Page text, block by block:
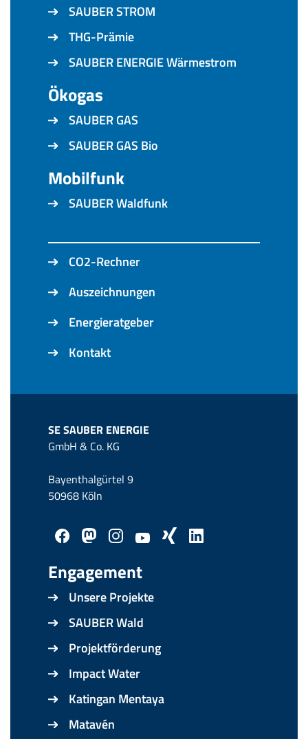
SAUBER STROM
THG-Prämie
SAUBER ENERGIE Wärmestrom
Ökogas
SAUBER GAS
SAUBER GAS Bio
Mobilfunk
SAUBER Waldfunk
CO2-Rechner
Auszeichnungen
Energieratgeber
Kontakt
SE SAUBER ENERGIE
GmbH & Co. KG
Bayenthalgürtel 9
50968 Köln
Engagement
Unsere Projekte
SAUBER Wald
Projektförderung
Impact Water
Katingan Mentaya
Matavén